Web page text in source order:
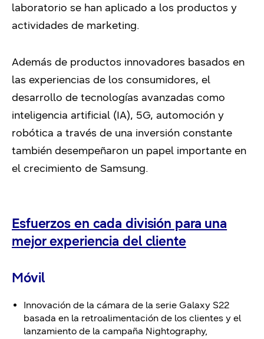
laboratorio se han aplicado a los productos y
actividades de marketing.
Además de productos innovadores basados ​​en
las experiencias de los consumidores, el
desarrollo de tecnologías avanzadas como
inteligencia artificial (IA), 5G, automoción y
robótica a través de una inversión constante
también desempeñaron un papel importante en
el crecimiento de Samsung.
Esfuerzos en cada división para una
mejor experiencia del cliente
Móvil
Innovación de la cámara de la serie Galaxy S22
basada en la retroalimentación de los clientes y el
lanzamiento de la campaña Nightography,